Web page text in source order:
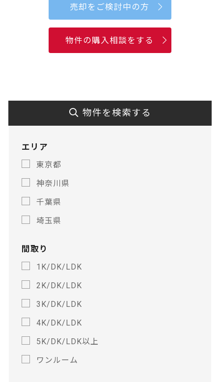
売却をご検討中の方
物件の購入相談をする
物件を検索する
エリア
東京都
神奈川県
千葉県
埼玉県
間取り
1K/DK/LDK
2K/DK/LDK
3K/DK/LDK
4K/DK/LDK
5K/DK/LDK以上
ワンルーム